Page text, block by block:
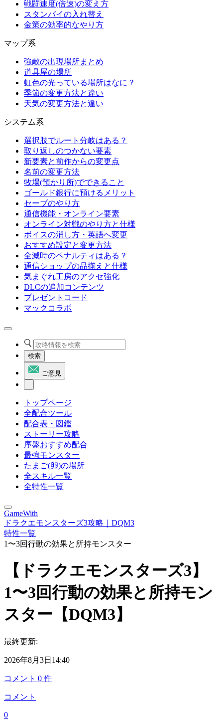
戦闘速度(倍速)の変え方
スタンバイの入れ替え
金策の効率的なやり方
マップ系
強敵の出現場所まとめ
道具屋の場所
虹色の光っている場所はなに？
季節の変更方法と違い
天気の変更方法と違い
システム系
選択肢でルート分岐はある？
取り返しのつかない要素
新要素と前作からの変更点
名前の変更方法
牧場(預かり所)でできること
ゴールド銀行に預けるメリット
セーブのやり方
通信機能・オンライン要素
オンライン対戦のやり方と仕様
ボイスの消し方・英語へ変更
おすすめ設定と変更方法
全滅時のペナルティはある？
通信ショップの品揃えと仕様
気まぐれ工房のアクセ強化
DLCの追加コンテンツ
プレゼントコード
マックコラボ
検索
ご意見
トップページ
全配合ツール
配合表・図鑑
ストーリー攻略
序盤おすすめ配合
最強モンスター
たまご(卵)の場所
全スキル一覧
全特性一覧
GameWith
ドラクエモンスターズ3攻略｜DQM3
特性一覧
1〜3回行動の効果と所持モンスター
【ドラクエモンスターズ3】
1〜3回行動の効果と所持モン
スター【DQM3】
最終更新:
2026年8月3日14:40
コメント 0 件
コメント
0